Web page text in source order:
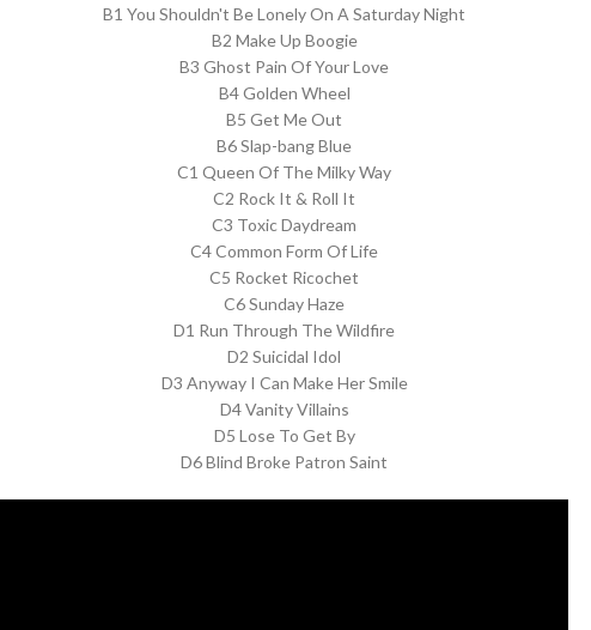
B1 You Shouldn't Be Lonely On A Saturday Night
B2 Make Up Boogie
B3 Ghost Pain Of Your Love
B4 Golden Wheel
B5 Get Me Out
B6 Slap-bang Blue
C1 Queen Of The Milky Way
C2 Rock It & Roll It
C3 Toxic Daydream
C4 Common Form Of Life
C5 Rocket Ricochet
C6 Sunday Haze
D1 Run Through The Wildfire
D2 Suicidal Idol
D3 Anyway I Can Make Her Smile
D4 Vanity Villains
D5 Lose To Get By
D6 Blind Broke Patron Saint